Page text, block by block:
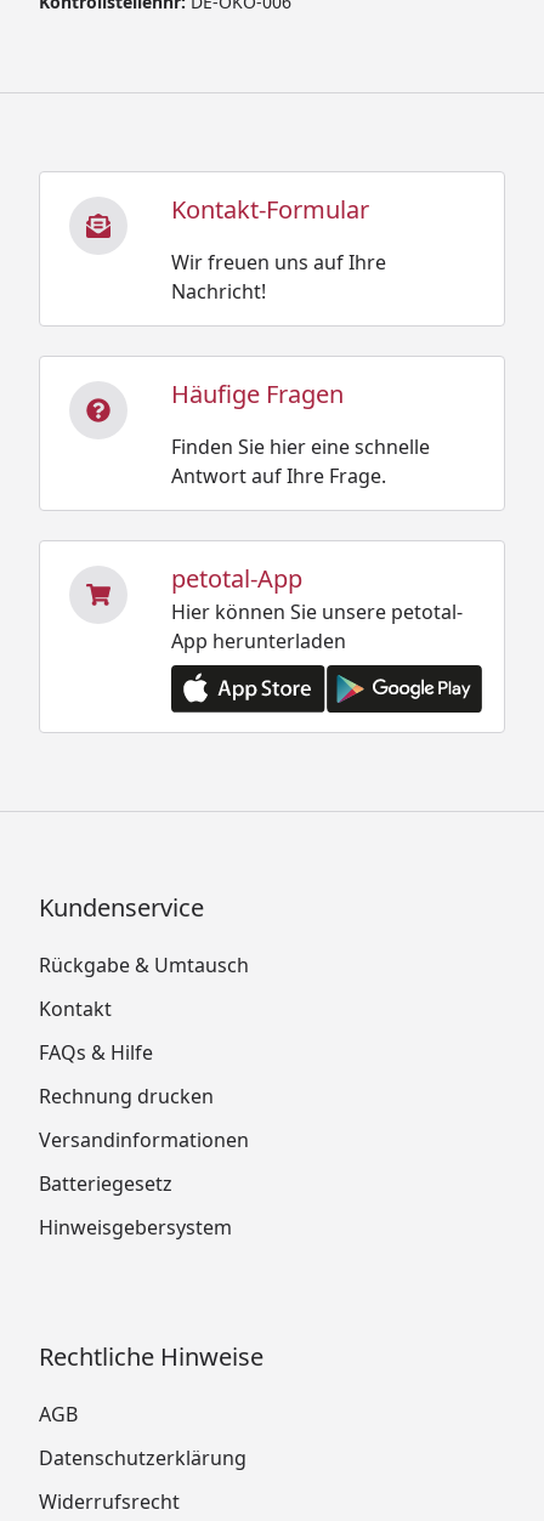
Kontakt-Formular
Wir freuen uns auf Ihre
Nachricht!
Häufige Fragen
Finden Sie hier eine schnelle
Antwort auf Ihre Frage.
petotal-App
Hier können Sie unsere petotal-
App herunterladen
Kundenservice
Rückgabe & Umtausch
Kontakt
FAQs & Hilfe
Rechnung drucken
Versandinformationen
Batteriegesetz
Hinweisgebersystem
Rechtliche Hinweise
AGB
Datenschutzerklärung
Widerrufsrecht